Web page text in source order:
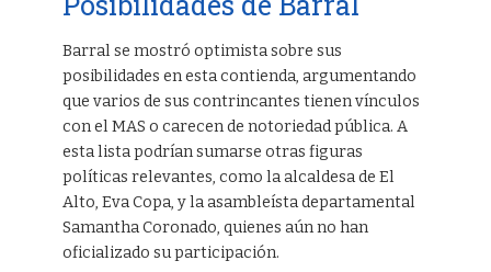
Barral se mostró optimista sobre sus
posibilidades en esta contienda, argumentando
que varios de sus contrincantes tienen vínculos
con el MAS o carecen de notoriedad pública. A
esta lista podrían sumarse otras figuras
políticas relevantes, como la alcaldesa de El
Alto, Eva Copa, y la asambleísta departamental
Samantha Coronado, quienes aún no han
oficializado su participación.